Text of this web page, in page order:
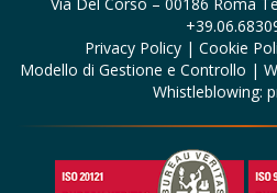
Privacy Policy| Cookie
Modello di Gestione e Controllo |
Whistleblowing: